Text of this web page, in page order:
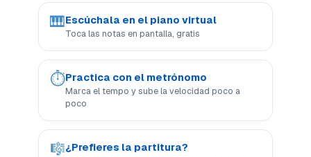
🎹Escúchala en el piano virtual
Toca las notas en pantalla, gratis
⏱Practica con el metrónomo
Marca el tempo y sube la velocidad poco a
poco
🎼¿Prefieres la partitura?